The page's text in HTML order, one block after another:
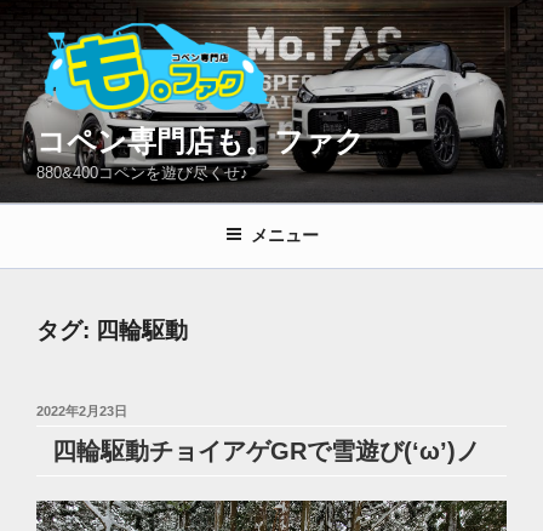
ン
テ
ン
ツ
へ
プ
コペン専門店も。ファク
880&400コペンを遊び尽くせ♪
メニュー
タグ: 四輪駆動
投
2022年2月23日
四輪駆動チョイアゲGRで雪遊び(‘ω’)ノ